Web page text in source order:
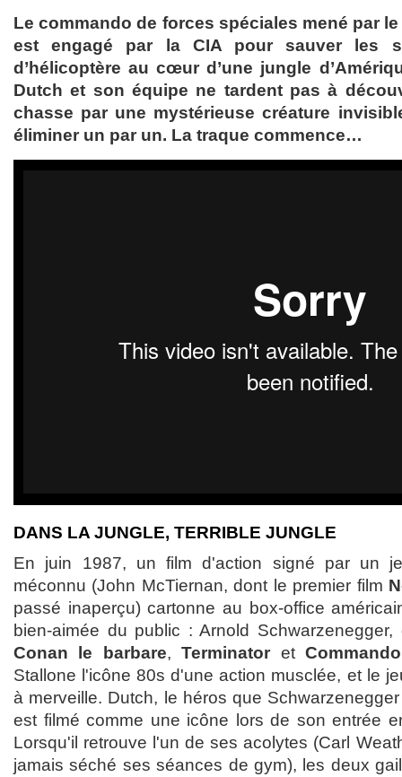
Le commando de forces spéciales mené par
est engagé par la CIA pour sauver les
d’hélicoptère au cœur d’une jungle
Dutch et son équipe ne tardent pas à
chasse par une mystérieuse créature
éliminer un par un. La traque commence…
DANS LA JUNGLE, TERRIBLE JUNGLE
En juin 1987, un film d'action signé par un
méconnu (John McTiernan, dont le premier film
passé inaperçu) cartonne au box-office
bien-aimée du public : Arnold
Conan le barbare,Terminator etCommando
Stallone l'icône 80s d'une action musclée, et le
à merveille. Dutch, le héros que
est filmé comme une icône lors de son entrée
Lorsqu'il retrouve l'un de ses acolytes (Carl
jamais séché ses séances de gym), les deux